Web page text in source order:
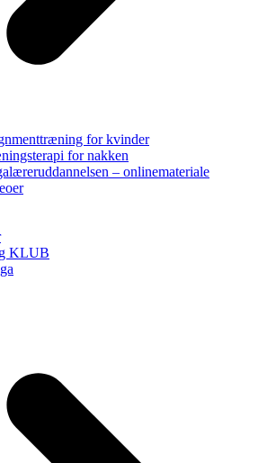
for kvinder
for nakken
– onlinemateriale
KLUB